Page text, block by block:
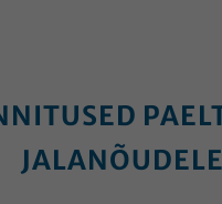
JALANÕUDELE